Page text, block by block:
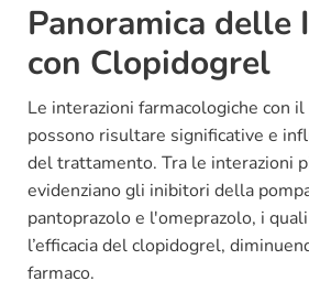
Panoramica delle
con Clopidogrel
Le interazioni farmacologiche con
possono risultare significative e
del trattamento. Tra le interazioni
evidenziano gli inibitori della
pantoprazolo e l'omeprazolo, i
l’efficacia del clopidogrel,
farmaco.